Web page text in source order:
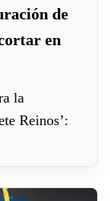
de
en
la
Reinos’: